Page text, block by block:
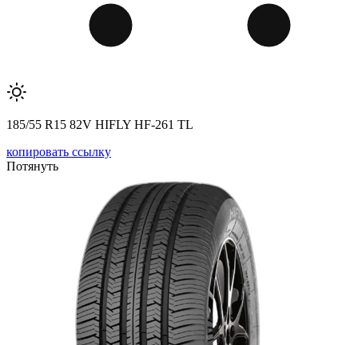
185/55 R15 82V HIFLY HF-261 TL
копировать ссылку
Потянуть